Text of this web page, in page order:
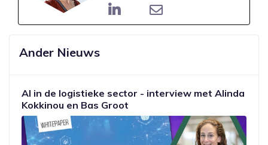
Ander Nieuws
AI in de logistieke sector - interview met Alinda
Kokkinou en Bas Groot